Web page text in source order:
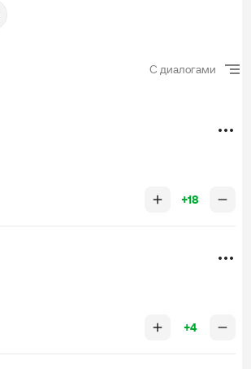
С диалогами
+18
+4